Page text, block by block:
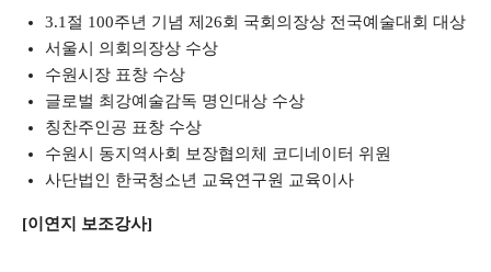
3.1절 100주년 기념 제26회 국회의장상 전국예술대회 대상
서울시 의회의장상 수상
수원시장 표창 수상
글로벌 최강예술감독 명인대상 수상
칭찬주인공 표창 수상
수원시 동지역사회 보장협의체 코디네이터 위원
사단법인 한국청소년 교육연구원 교육이사
[이연지 보조강사]